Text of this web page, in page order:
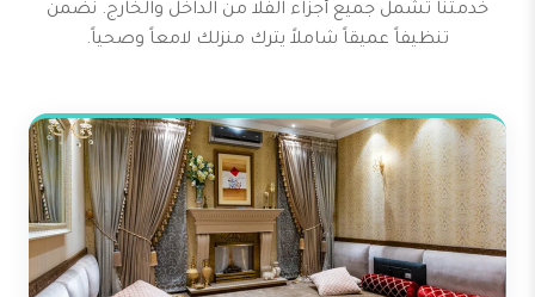
خدمتنا تشمل جميع أجزاء الفلا من الداخل والخارج. نضمن
تنظيفاً عميقاً شاملاً يترك منزلك لامعاً وصحياً.